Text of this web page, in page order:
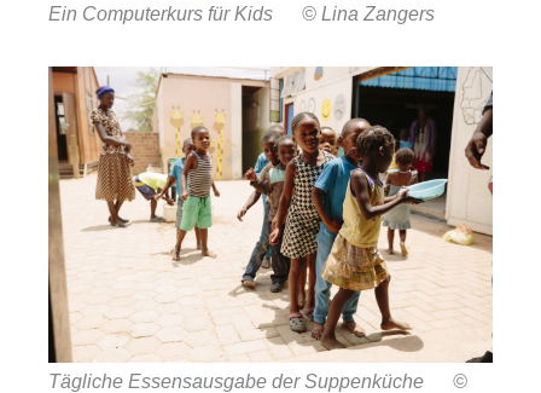
Ein Computerkurs für Kids © Lina Zangers
Tägliche Essensausgabe der Suppenküche ©